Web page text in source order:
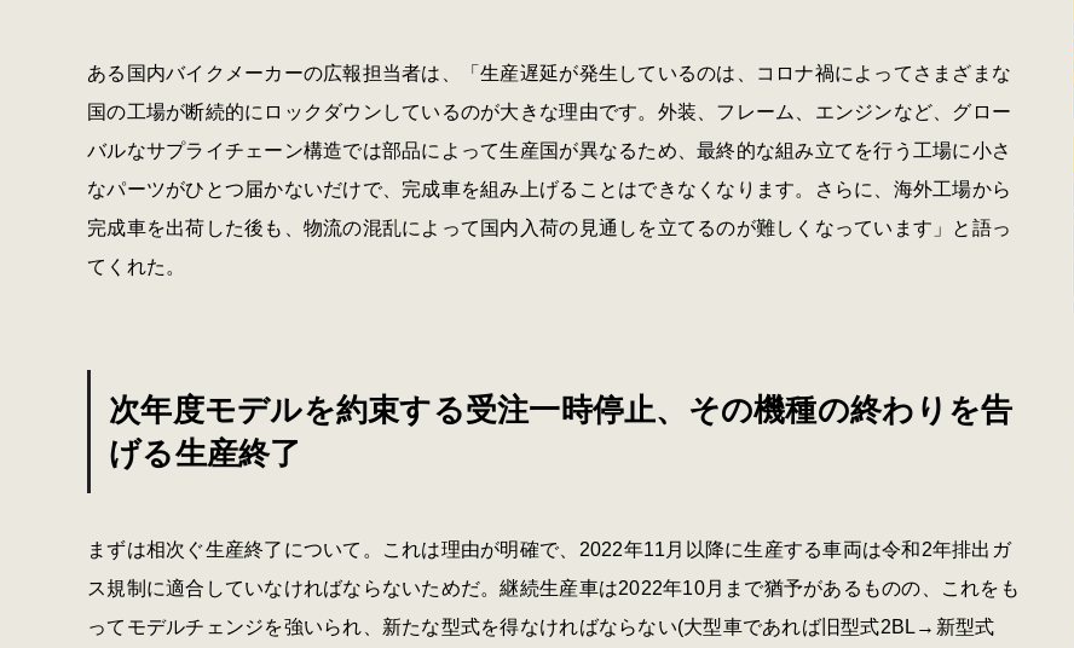
ある国内バイクメーカーの広報担当者は、「生産遅延が発生しているのは、コロナ禍によってさまざまな
国の工場が断続的にロックダウンしているのが大きな理由です。外装、フレーム、エンジンなど、グロー
バルなサプライチェーン構造では部品によって生産国が異なるため、最終的な組み立てを行う工場に小さ
なパーツがひとつ届かないだけで、完成車を組み上げることはできなくなります。さらに、海外工場から
完成車を出荷した後も、物流の混乱によって国内入荷の見通しを立てるのが難しくなっています」と語っ
てくれた。
次年度モデルを約束する受注一時停止、その機種の終わりを告
げる生産終了
まずは相次ぐ生産終了について。これは理由が明確で、2022年11月以降に生産する車両は令和2年排出ガ
ス規制に適合していなければならないためだ。継続生産車は2022年10月まで猶予があるものの、これをも
ってモデルチェンジを強いられ、新たな型式を得なければならない(大型車であれば旧型式2BL→新型式